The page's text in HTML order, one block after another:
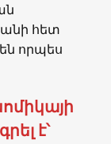
հետ
որպես
է՝